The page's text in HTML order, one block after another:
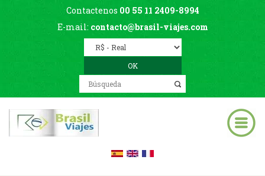
Contactenos 00 55 11 2409-8994
E-mail: contacto@brasil-viajes.com